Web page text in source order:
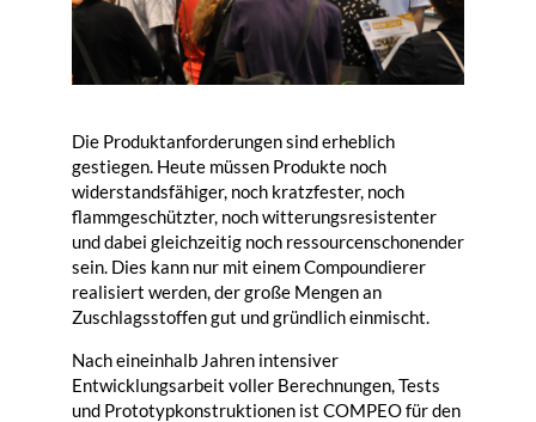
Die Produktanforderungen sind erheblich
gestiegen. Heute müssen Produkte noch
widerstandsfähiger, noch kratzfester, noch
flammgeschützter, noch witterungsresistenter
und dabei gleichzeitig noch ressourcenschonender
sein. Dies kann nur mit einem Compoundierer
realisiert werden, der große Mengen an
Zuschlagsstoffen gut und gründlich einmischt.
Nach eineinhalb Jahren intensiver
Entwicklungsarbeit voller Berechnungen, Tests
und Prototypkonstruktionen ist COMPEOfür den